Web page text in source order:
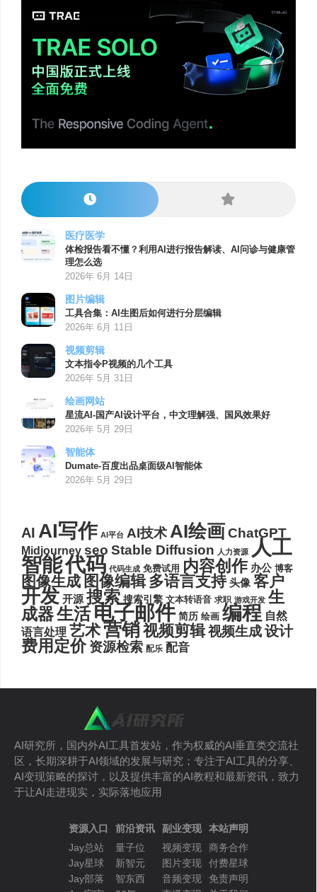
医疗医学
体检报告看不懂？利用AI进行报告解读、AI问诊与健康管
理怎么选
2026年 6月 14日
图片编辑
工具合集：AI生图后如何进行分层编辑
2026年 6月 11日
视频剪辑
文本指令P视频的几个工具
2026年 5月 31日
绘画网站
星流AI-国产AI设计平台，中文理解强、国风效果好
2026年 5月 29日
智能体
Dumate-百度出品桌面级AI智能体
2026年 5月 29日
AI AI写作 AI平台 AI技术AI绘画ChatGPT
Midjourney seo Stable Diffusion 人力资源 人工
智能代码 代码生成 免费试用 内容创作 办公 博客
图像生成 图像编辑 多语言支持 头像 客户
开发 开源 搜索 搜索引擎 文本转语音 求职 游戏开发 生
成器生活电子邮件 简历 绘画 编程 自然
语言处理 艺术营销视频剪辑视频生成设计
费用定价 资源检索 配乐 配音
AI研究所，国内外AI工具首发站，作为权威的AI垂直类交流社
区，长期深耕于AI领域的发展与研究；专注于AI工具的分享、
AI变现策略的探讨，以及提供丰富的AI教程和最新资讯，致力
于让AI走进现实，实际落地应用
资源入口
Jay总站
Jay星球
Jay部落
前沿资讯
量子位
新智元
智东西
副业变现
视频变现
图片变现
音频变现
本站声明
商务合作
付费星球
免责声明